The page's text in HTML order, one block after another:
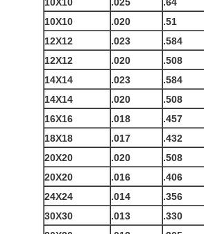
10X10
.020 .51
12X12
.023 .584
12X12
.020 .508
14X14
.023 .584
14X14
.020 .508
16X16
.018 .457
18X18
.017 .432
20X20
.020 .508
20X20
.016 .406
24X24
.014 .356
30X30
.013 .330